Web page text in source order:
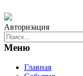
Авторизация
Меню
Главная